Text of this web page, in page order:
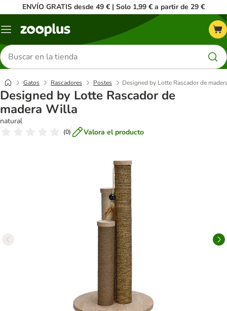
ENVÍO GRATIS desde 49 € | Solo 1,99 € a partir de 29 €
Menú
Buscar
productos
Gatos Rascadores Postes Designed by Lotte Rascador de
Designed by Lotte Rascador de
madera Willa
natural
(0) Valora el producto